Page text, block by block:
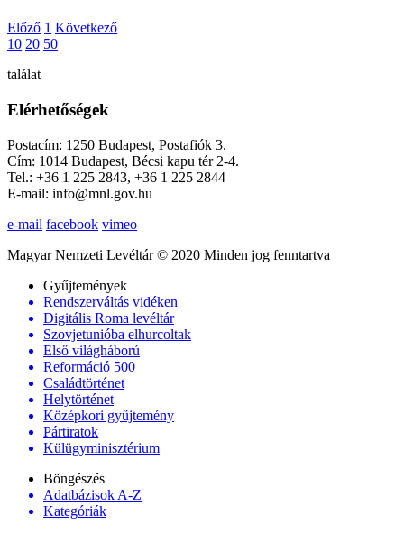
Előző 1 Következő
10 20 50
találat
Elérhetőségek
Postacím: 1250 Budapest, Postafiók 3.
Cím: 1014 Budapest, Bécsi kapu tér 2-4.
Tel.: +36 1 225 2843, +36 1 225 2844
E-mail: info@mnl.gov.hu
e-mail facebook vimeo
Magyar Nemzeti Levéltár © 2020 Minden jog fenntartva
Gyűjtemények
Rendszerváltás vidéken
Digitális Roma levéltár
Szovjetunióba elhurcoltak
Első világháború
Reformáció 500
Családtörténet
Helytörténet
Középkori gyűjtemény
Pártiratok
Külügyminisztérium
Böngészés
Adatbázisok A-Z
Kategóriák